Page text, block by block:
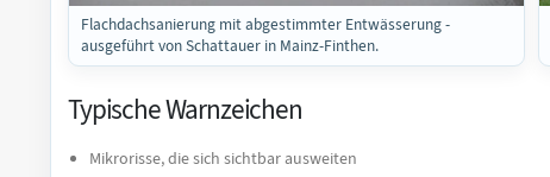
Flachdachsanierung mit abgestimmter Entwässerung -
ausgeführt von Schattauer in Mainz-Finthen.
Typische Warnzeichen
Mikrorisse, die sich sichtbar ausweiten